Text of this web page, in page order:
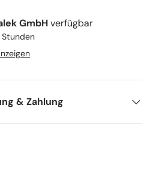
GmbHverfügbar
& Zahlung